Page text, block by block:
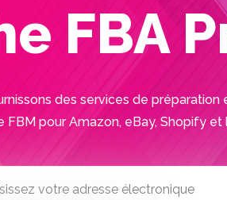
FBA
des services de
FBM pour Amazon, eBay, Shopify